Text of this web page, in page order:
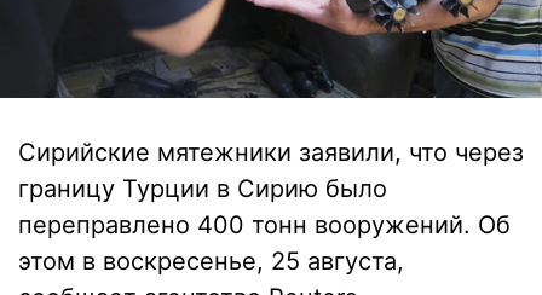
Сирийские мятежники заявили, что через
границу Турции в Сирию было
переправлено 400 тонн вооружений. Об
этом в воскресенье, 25 августа,